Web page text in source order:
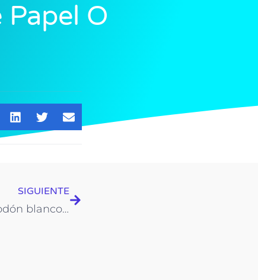
O
SIGUIENTE
Anajet imprime sobre algodón blanco o de color
Next